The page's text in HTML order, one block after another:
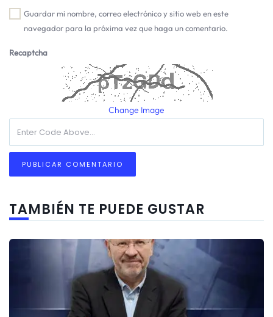
Guardar mi nombre, correo electrónico y sitio web en este
navegador para la próxima vez que haga un comentario.
Recaptcha
Change Image
TAMBIÉN TE PUEDE GUSTAR